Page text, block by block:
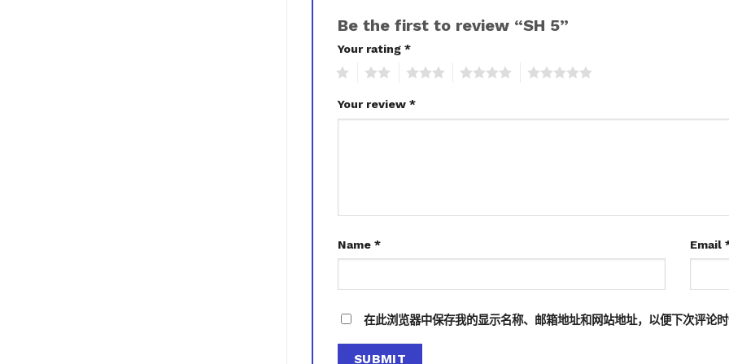
Be the first to review “SH 5”
Your rating *
Your review *
Name * Email
在此浏览器中保存我的显示名称、邮箱地址和网站地址，以便下次评论时